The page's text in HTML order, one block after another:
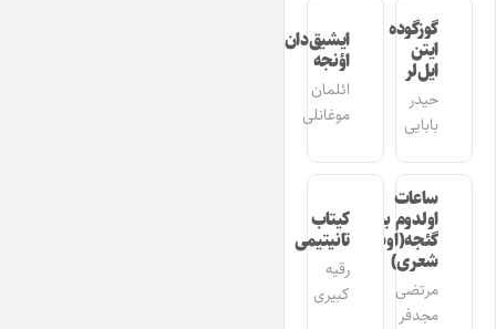
گوزگوده
ایتن
ایل‌لر
حیدر
بابایی
ایشیق‌دان
اؤنجه
ائلمان
موغانلی
ساعات
اولدوم بیر
گئجه(اوشاق
شعری)
مرتضی
مجدفر
کیتاب
تانیتیمی
رقیه
کبیری